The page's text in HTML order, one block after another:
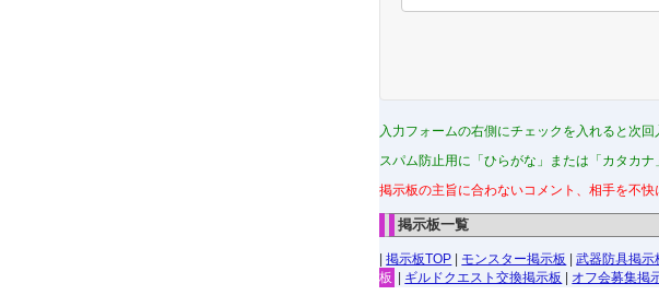
入力フォームの右側にチェックを入れると次
スパム防止用に「ひらがな」または「カタカナ
掲示板の主旨に合わないコメント、相手を不
掲示板一覧
|掲示板TOP モンスター掲示板 |武器防具掲示
板
ギルドクエスト交換掲示板 オフ会募集掲